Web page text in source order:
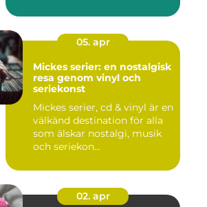
05. apr
Mickes serier: en nostalgisk
resa genom vinyl och
seriekonst
Mickes serier, cd & vinyl är en
välkänd destination för alla
som älskar nostalgi, musik
och seriekon...
02. apr